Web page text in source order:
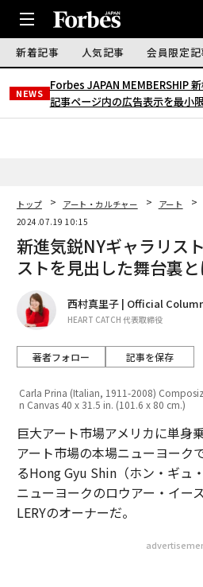
新着記事 人気記事 会員限定記
NEWS
Forbes JAPAN MEMBERSHIP 新
記事ページ内の広告表示を最小
トップ アート・カルチャー アート
2024.07.19 10:15
新進気鋭NYギャラリス
ストを見出した舞台裏
西村真里子 | Official
HEART CATCH 代表取締役
著者フォロー 記事を保存
Carla Prina (Italian, 1911-2008)
n Canvas 40 x 31.5 in. (101.6 x 80 cm.)
巨大アート市場アメリカに単身
アート市場の本場ニューヨーク
るHong Gyu Shin（ホン・ギュ
ニューヨークのロウアー・イー
LERYのオーナーだ。